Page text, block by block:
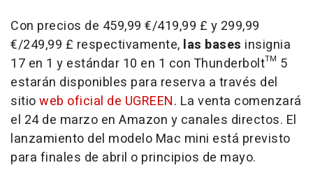
Con precios de 459,99 €/419,99 £ y 299,99
€/249,99 £ respectivamente, las bases insignia
17 en 1 y estándar 10 en 1 con Thunderbolt™ 5
estarán disponibles para reserva a través del
sitioweb oficial de UGREEN. La venta comenzará
el 24 de marzo en Amazon y canales directos. El
lanzamiento del modelo Mac mini está previsto
para finales de abril o principios de mayo.